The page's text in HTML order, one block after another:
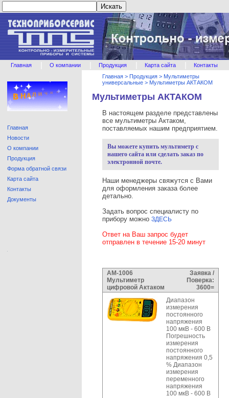
Главная О компании Продукция Карта сайта Контакты
Главная
Новости
О компании
Продукция
Форма обратной связи
Карта сайта
Контакты
Документы
Главная > Продукция > Мультиметры
универсальные > Мультиметры АКТАКОМ
Мультиметры АКТАКОМ
В настоящем разделе представлены
все мультиметры Актаком,
поставляемых нашим предприятием.
Вы можете купить мультиметр с
нашего сайта или сделать заказ по
электронной почте.
Наши менеджеры свяжутся с Вами
для оформления заказа более
детально.
Задать вопрос специалисту по
прибору можно ЗДЕСЬ
Ответ на Ваш запрос будет
отправлен в течение 15-20 минут
АМ-1006
Мультиметр
цифровой Актаком
Заявка /
Поверка:
3600=
Диапазон
измерения
постоянного
напряжения
100 мкВ - 600 В
Погрешность
измерения
постоянного
напряжения 0,5
% Диапазон
измерения
переменного
напряжения
100 мкВ - 600 В